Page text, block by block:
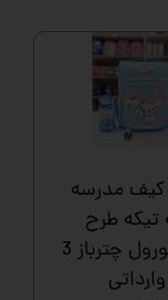
مدرسه
طرح
سینامورول چترباز 3
وارداتی